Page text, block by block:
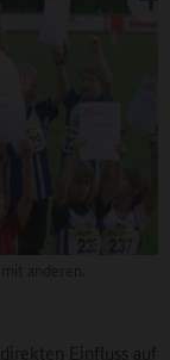
Einfluss auf